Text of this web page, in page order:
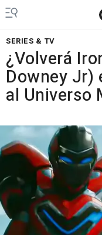
SERIES & TV
¿Volverá
Downey Jr)
al Universo